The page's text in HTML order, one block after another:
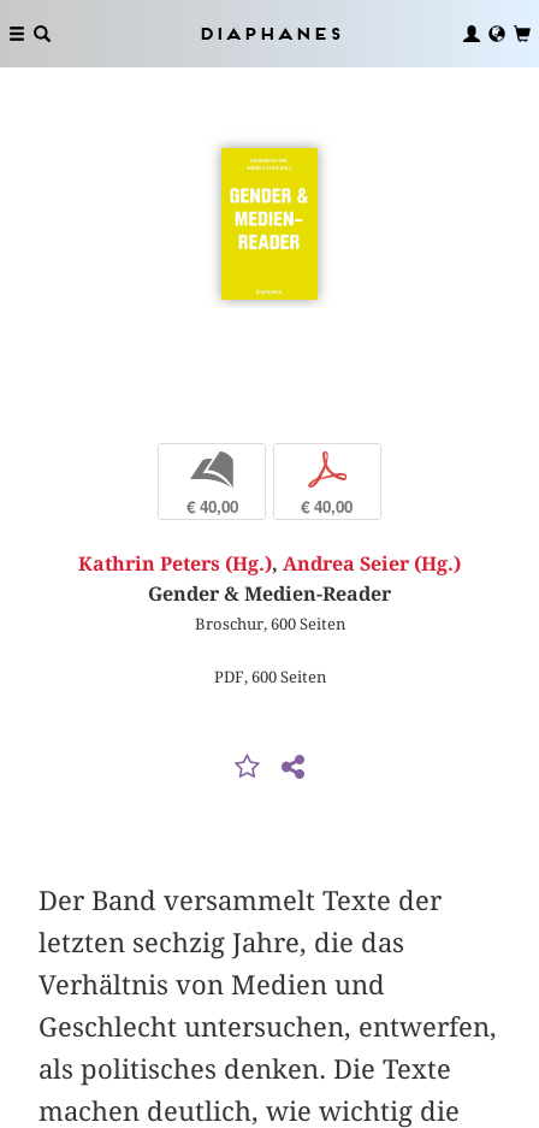
Diaphanes
b
€ 40,00
p
€ 40,00
Kathrin Peters (Hg.), Andrea Seier (Hg.)
Gender & Medien-Reader
Broschur, 600 Seiten
PDF, 600 Seiten
Der Band versammelt Texte der
letzten sechzig Jahre, die das
Verhältnis von Medien und
Geschlecht untersuchen, entwerfen,
als politisches denken. Die Texte
machen deutlich, wie wichtig die